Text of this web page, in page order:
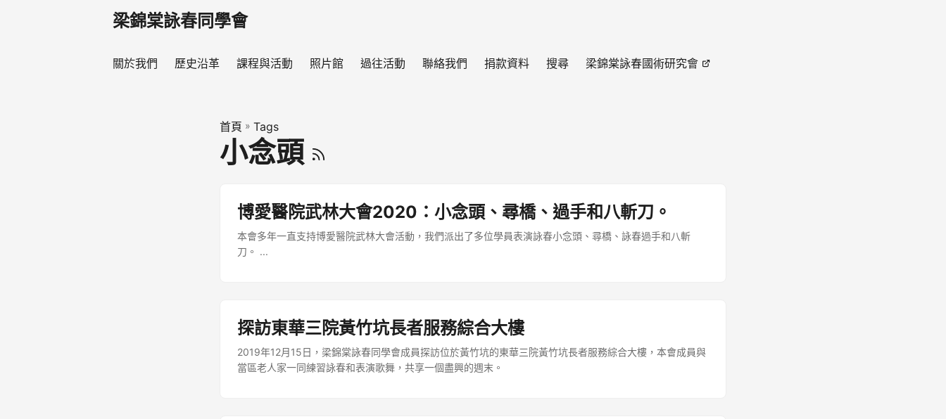
梁錦棠詠春同學會
關於我們 歷史沿革 課程與活動 照片館 過往活動 聯絡我們 捐款資料 搜尋 梁錦棠詠春國術研究會
首頁 » Tags
小念頭
博愛醫院武林大會2020：小念頭、尋橋、過手和八斬刀。
本會多年一直支持博愛醫院武林大會活動，我們派出了多位學員表演詠春小念頭、尋橋、詠春過手和八斬
刀。 ...
探訪東華三院黃竹坑長者服務綜合大樓
2019年12月15日，梁錦棠詠春同學會成員探訪位於黃竹坑的東華三院黃竹坑長者服務綜合大樓，本會成員與
當區老人家一同練習詠春和表演歌舞，共享一個盡興的週末。